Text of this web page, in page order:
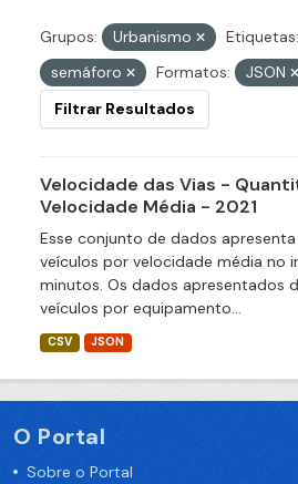
Grupos: Urbanismo Etiquetas:
semáforo
Formatos:
JSON
Filtrar Resultados
Velocidade das Vias -
Velocidade Média - 2021
Esse conjunto de dados
veículos por velocidade média no
minutos. Os dados apresentados
veículos por equipamento...
CSV JSON
O Portal
Sobre o Portal